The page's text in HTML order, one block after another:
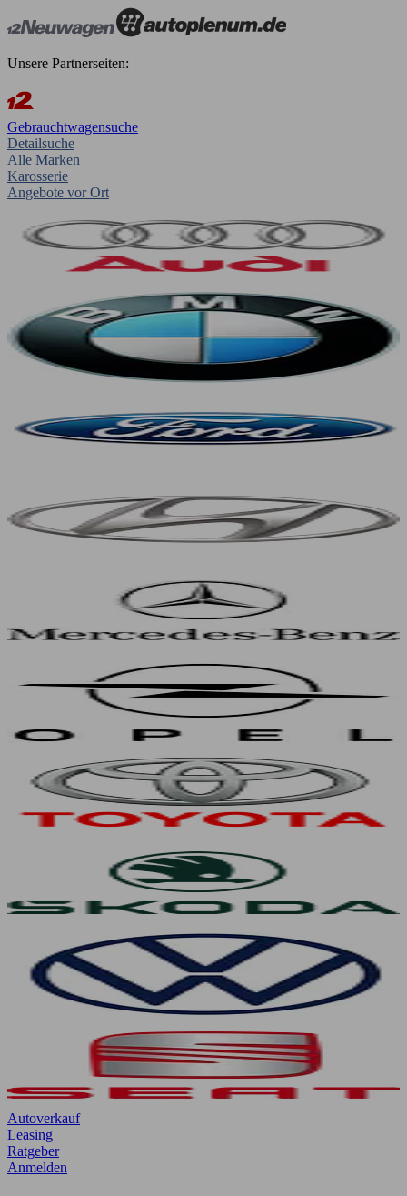
Unsere Partnerseiten:
Gebrauchtwagensuche
Detailsuche
Alle Marken
Karosserie
Angebote vor Ort
Autoverkauf
Leasing
Ratgeber
Anmelden